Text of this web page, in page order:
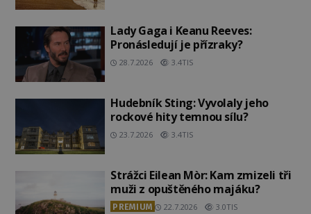
Lady Gaga i Keanu Reeves:
Pronásledují je přízraky?
28.7.2026 3.4TIS
Hudebník Sting: Vyvolaly jeho
rockové hity temnou sílu?
23.7.2026 3.4TIS
Strážci Eilean Mòr: Kam zmizeli tři
muži z opuštěného majáku?
PREMIUM 22.7.2026 3.0TIS